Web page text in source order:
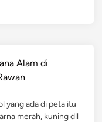
Alam di
yang ada di peta itu
merah, kuning dll